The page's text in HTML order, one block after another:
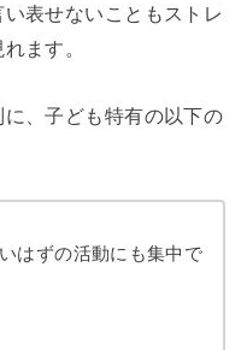
表せないこともストレ
ます。
、子ども特有の以下の
はずの活動にも集中で